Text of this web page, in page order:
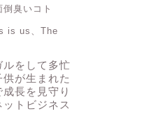
臭いコト
is us、The
をして多忙
が生まれた
長を見守り
トビジネス